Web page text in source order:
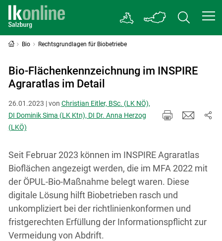
Bio Rechtsgrundlagen für Biobetriebe
Bio-Flächenkennzeichnung im INSPIRE
Agraratlas im Detail
26.01.2023 | von Christian Eitler, BSc. (LK NÖ),
DI Dominik Sima (LK Ktn), DI Dr. Anna Herzog
(LKÖ)
Seit Februar 2023 können im INSPIRE Agraratlas
Bioflächen angezeigt werden, die im MFA 2022 mit
der ÖPUL-Bio-Maßnahme belegt waren. Diese
digitale Lösung hilft Biobetrieben rasch und
unkompliziert bei der richtlinienkonformen und
fristgerechten Erfüllung der Informationspflicht zur
Vermeidung von Abdrift.